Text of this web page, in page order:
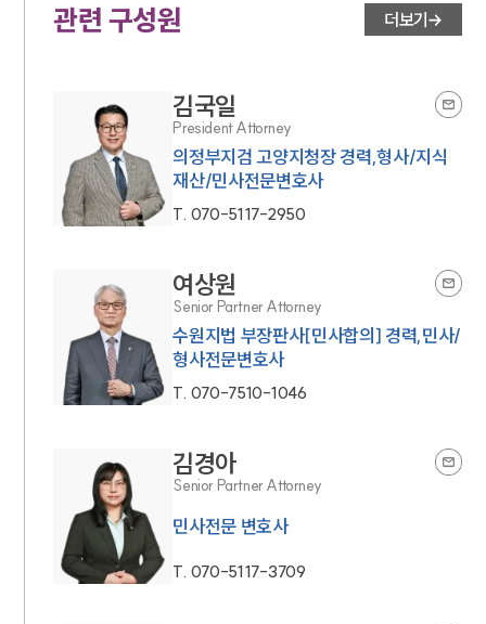
관련 구성원 더보기
김국일
President Attorney
의정부지검 고양지청장 경력,형사/지식
재산/민사전문변호사
T. 070-5117-2950
여상원
Senior Partner Attorney
수원지법 부장판사[민사합의] 경력,민사/
형사전문변호사
T. 070-7510-1046
김경아
Senior Partner Attorney
민사전문 변호사
T. 070-5117-3709